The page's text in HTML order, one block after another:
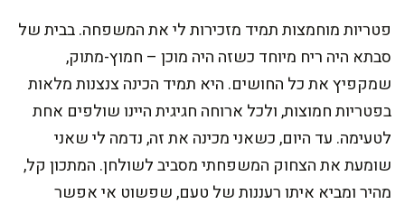
פטריות מוחמצות תמיד מזכירות לי את המשפחה. בבית של
סבתא היה ריח מיוחד כשזה היה מוכן – חמוץ-מתוק,
שמקפיץ את כל החושים. היא תמיד הכינה צנצנות מלאות
בפטריות חמוצות, ולכל ארוחה חגיגית היינו שולפים אחת
לטעימה. עד היום, כשאני מכינה את זה, נדמה לי שאני
שומעת את הצחוק המשפחתי מסביב לשולחן. המתכון קל,
מהיר ומביא איתו רעננות של טעם, שפשוט אי אפשר